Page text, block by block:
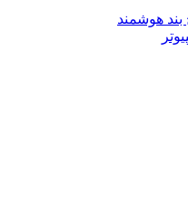
هوشمند